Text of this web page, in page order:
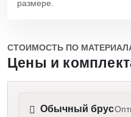
размере.
СТОИМОСТЬ ПО
Цены и
Обычный брус